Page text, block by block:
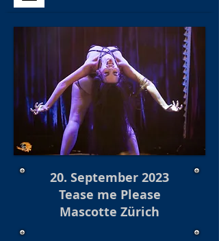
20. September 2023
Tease me Please
Mascotte Zürich